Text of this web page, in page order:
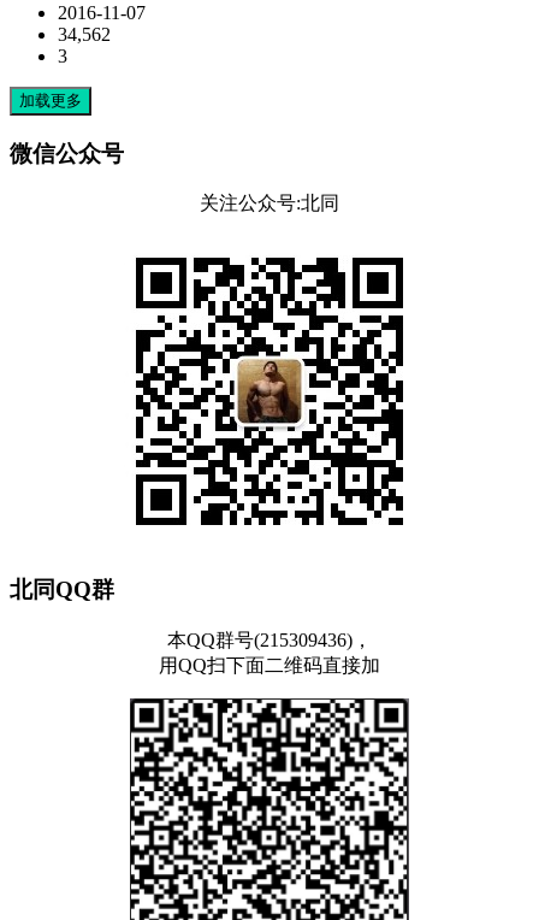
2016-11-07
34,562
3
加载更多
微信公众号
关注公众号:北同
北同QQ群
本QQ群号(215309436)，
用QQ扫下面二维码直接加